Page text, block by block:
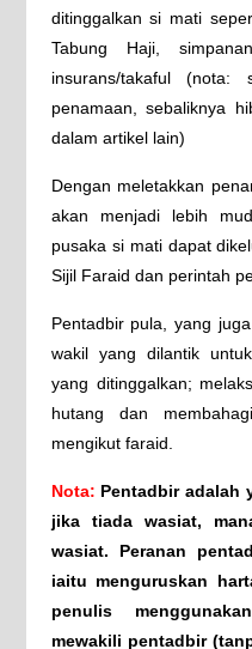
ditinggalkan si mati
Tabung Haji,
insurans/takaful (nota:
penamaan, sebaliknya
dalam artikel lain)
Dengan meletakkan
akan menjadi lebih
pusaka si mati dapat
Sijil Faraid dan perintah
Pentadbir pula, yang
wakil yang dilantik
yang ditinggalkan;
hutang dan
mengikut faraid.
Nota: Pentadbir adalah
jika tiada wasiat,
wasiat. Peranan
iaitu menguruskan
penulis
mewakili pentadbir